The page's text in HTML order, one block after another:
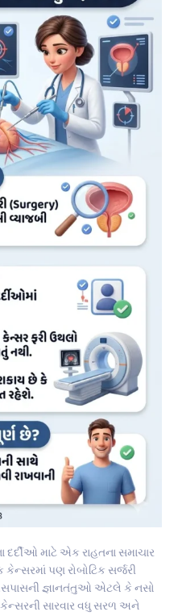
દર્દીઓ માટે એક રાહતના સમાચાર
પણ રોબોટિક સર્જરી
જ્ઞાનતંતુઓ એટલે કે નસો
સારવાર વધુ સરળ અને